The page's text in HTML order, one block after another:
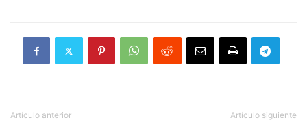
Artículo anterior Artículo siguiente